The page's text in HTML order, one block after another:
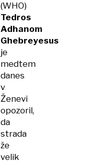
(WHO)
Tedros
Adhanom
Ghebreyesus
je
medtem
danes
v
Ženevi
opozoril,
da
strada
že
velik